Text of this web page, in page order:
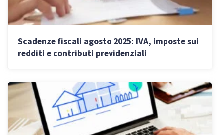
Scadenze fiscali agosto 2025: IVA, imposte sui
redditi e contributi previdenziali